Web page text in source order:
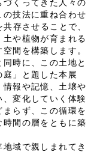
技法に重ね合わせ
存させることで、
や植物が育まれる
間を構築します。
時に、この土地と
」と題した本展
報や記憶、土壌や
変化していく体験
らず、この循環を
間の層をともに築
域で親しまれてき